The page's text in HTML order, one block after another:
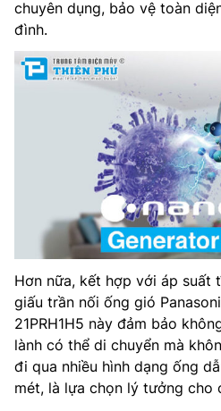
chuyên dụng, bảo vệ toàn
đình.
Hơn nữa, kết hợp với áp suất
giấu trần nối ống gió
21PRH1H5 này đảm bảo
lành có thể di chuyển mà
đi qua nhiều hình dạng ống
mét, là lựa chọn lý tưởng cho